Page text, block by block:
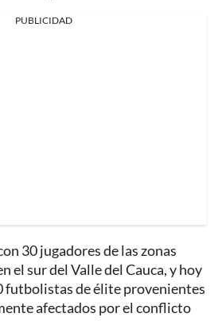
PUBLICIDAD
30 jugadores de las zonas
el sur del Valle del Cauca, y hoy
futbolistas de élite provenientes
afectados por el conflicto